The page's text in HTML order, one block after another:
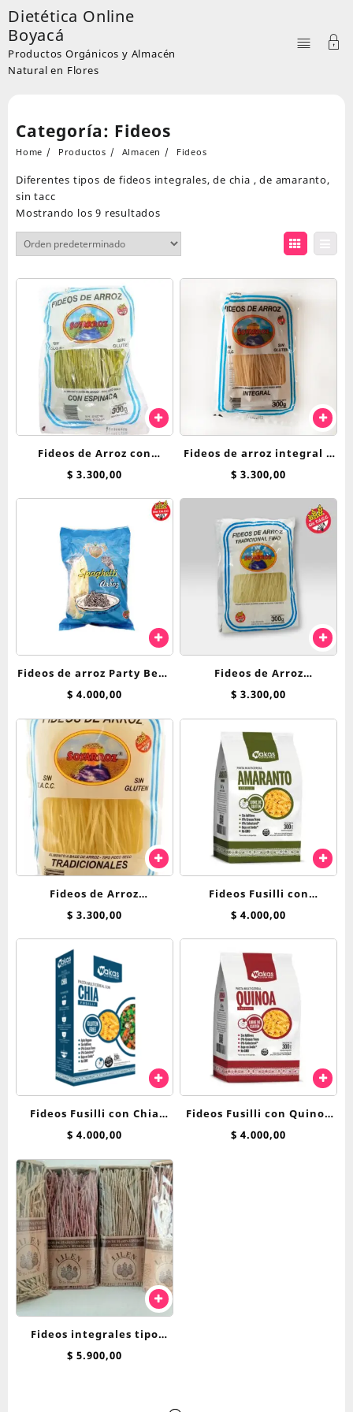
Skip
to
content
Dietética Online
Boyacá
Productos Orgánicos y Almacén
Natural en Flores
Categoría: Fideos
Home Productos Almacen Fideos
Diferentes tipos de fideos integrales, de chia , de amaranto,
sin tacc
Mostrando los 9 resultados
Fideos de Arroz con
Espinaca Soyarroz x 300 g
$ 3.300,00
Fideos de arroz integral x
300 gr – Soyarroz
$ 3.300,00
Fideos de arroz Party Beck
de Argendiet
$ 4.000,00
Fideos de Arroz
Tradicional Fino x 300gr
$ 3.300,00
Fideos de Arroz
Tradicional x 300gr sin
$ 3.300,00
Fideos Fusilli con
Amaranto Libre de Gluten
$ 4.000,00
Fideos Fusilli con Chia
Libre de Gluten Wakas 300
$ 4.000,00
Fideos Fusilli con Quinoa
Libre de Gluten Wakas 300
$ 4.000,00
Fideos integrales tipo
tallarines x 500 gr LILEN
$ 5.900,00